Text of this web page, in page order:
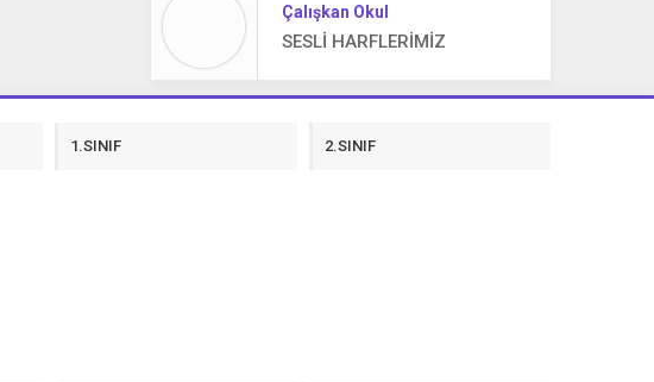
Çalışkan Okul
SESLİ HARFLERİMİZ
1.SINIF 2.SINIF